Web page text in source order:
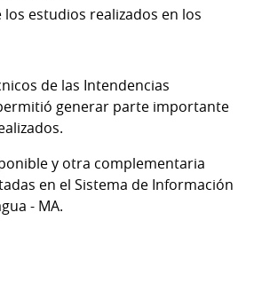
estudios realizados en los
de las Intendencias
generar parte importante
y otra complementaria
en el Sistema de Información
- MA.